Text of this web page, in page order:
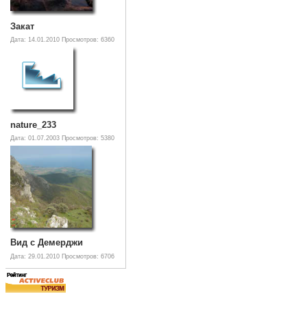
Закат
Дата: 14.01.2010 Просмотров: 6360
nature_233
Дата: 01.07.2003 Просмотров: 5380
Вид с Демерджи
Дата: 29.01.2010 Просмотров: 6706